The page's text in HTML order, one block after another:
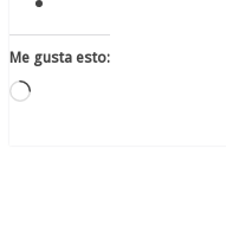
Me gusta esto:
Cargando...